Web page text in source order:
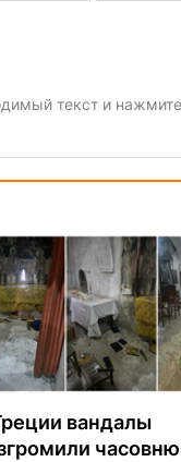
текст и
вандалы
часовню